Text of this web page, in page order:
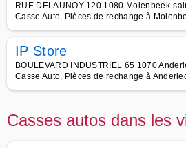
RUE DELAUNOY 120 1080 Molenbeek-
Casse Auto, Pièces de rechange à
IP Store
BOULEVARD INDUSTRIEL 65 1070
Casse Auto, Pièces de rechange à
Casses autos dans les